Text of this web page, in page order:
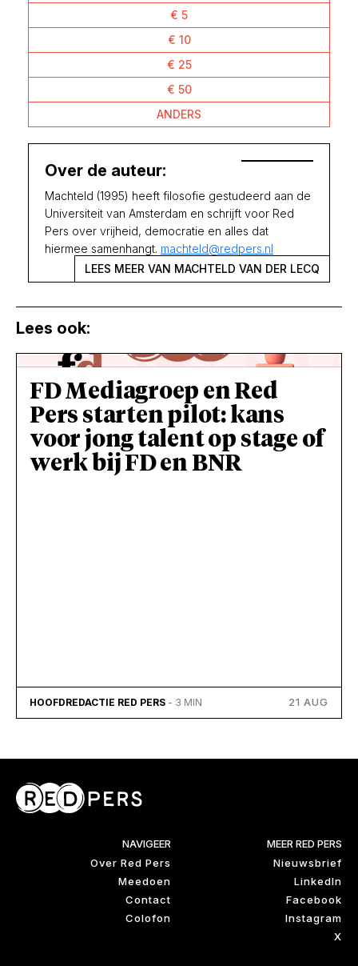
€ 5
€ 10
€ 25
€ 50
ANDERS
Over de auteur:
Machteld (1995) heeft filosofie gestudeerd aan de
Universiteit van Amsterdam en schrijft voor Red
Pers over vrijheid, democratie en alles dat
hiermee samenhangt. machteld@redpers.nl
LEES MEER VAN MACHTELD VAN DER LECQ
Lees ook:
FD Mediagroep en Red
Pers starten pilot: kans
voor jong talent op stage of
werk bij FD en BNR
HOOFDREDACTIE RED PERS - 3 MIN 21 AUG
NAVIGEER
Over Red Pers
Meedoen
Contact
Colofon
MEER RED PERS
Nieuwsbrief
LinkedIn
Facebook
Instagram
X